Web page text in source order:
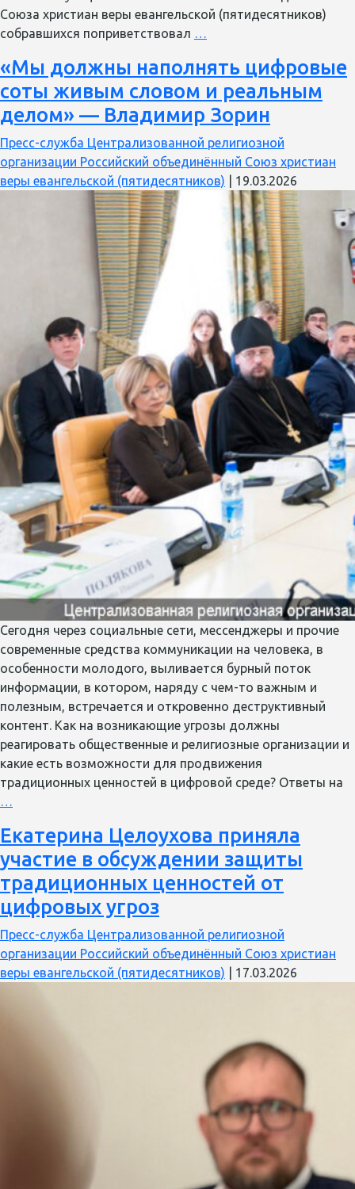
Союза христиан веры евангельской (пятидесятников)
собравшихся поприветствовал …
Реннер
принял
участие
в
круглом
столе
Общественной
палаты
традиционных
религий
«Мы должны наполнять цифровые
соты живым словом и реальным
делом» — Владимир Зорин
Пресс-служба Централизованной религиозной
организации Российский объединённый Союз христиан
веры евангельской (пятидесятников)
19.03.2026
Сегодня через социальные сети, мессенджеры и прочие
современные средства коммуникации на человека, в
особенности молодого, выливается бурный поток
информации, в котором, наряду с чем-то важным и
полезным, встречается и откровенно деструктивный
контент. Как на возникающие угрозы должны
реагировать общественные и религиозные организации и
какие есть возможности для продвижения
традиционных ценностей в цифровой среде? Ответы на
…
наполнять
цифровые
соты
живым
словом
и
реальным
делом»
Екатерина Целоухова приняла
участие в обсуждении защиты
традиционных ценностей от
цифровых угроз
Пресс-служба Централизованной религиозной
организации Российский объединённый Союз христиан
веры евангельской (пятидесятников)
17.03.2026